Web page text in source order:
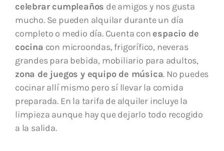
celebrar cumpleaños de amigos y nos gusta
mucho. Se pueden alquilar durante un día
completo o medio día. Cuenta con espacio de
cocina con microondas, frigorífico, neveras
grandes para bebida, mobiliario para adultos,
zona de juegos y equipo de música. No puedes
cocinar allí mismo pero sí llevar la comida
preparada. En la tarifa de alquiler incluye la
limpieza aunque hay que dejarlo todo recogido
a la salida.